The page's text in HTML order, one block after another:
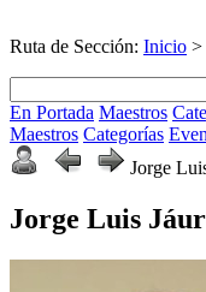
Ruta de Sección: Inicio >
En Portada Maestros
Maestros Categorías
Jorge
Jorge Luis